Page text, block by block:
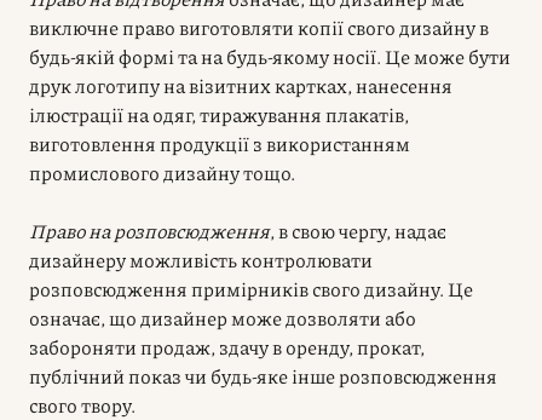
виключне право виготовляти копії свого дизайну в
будь-якій формі та на будь-якому носії. Це може бути
друк логотипу на візитних картках, нанесення
ілюстрації на одяг, тиражування плакатів,
виготовлення продукції з використанням
промислового дизайну тощо.
Право на розповсюдження, в свою чергу, надає
дизайнеру можливість контролювати
розповсюдження примірників свого дизайну. Це
означає, що дизайнер може дозволяти або
забороняти продаж, здачу в оренду, прокат,
публічний показ чи будь-яке інше розповсюдження
свого твору.